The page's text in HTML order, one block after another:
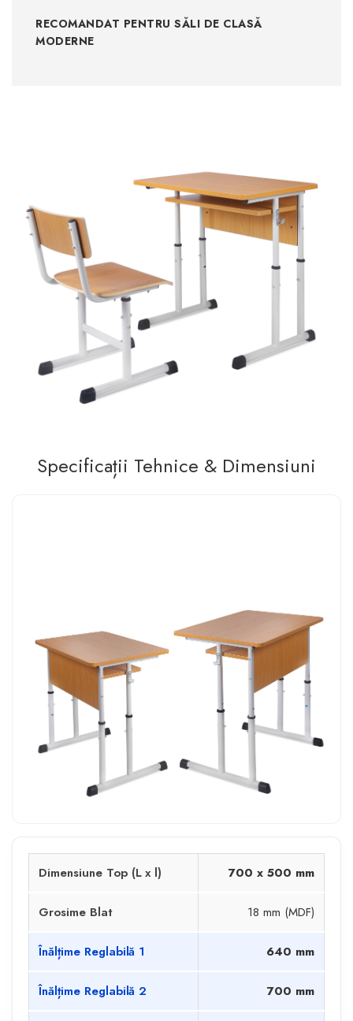
RECOMANDAT PENTRU SĂLI DE CLASĂ
MODERNE
Specificații Tehnice & Dimensiuni
Dimensiune Top (L x l) 700 x 500 mm
Grosime Blat 18 mm (MDF)
Înălțime Reglabilă 1 640 mm
Înălțime Reglabilă 2 700 mm